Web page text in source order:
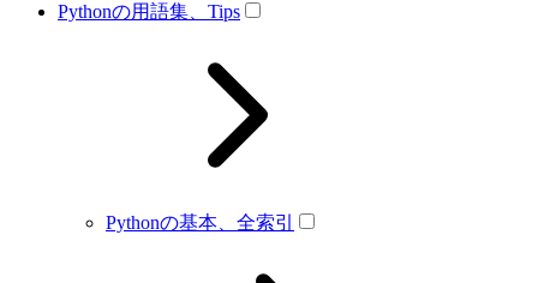
Pythonの用語集、Tips
Pythonの基本、全索引